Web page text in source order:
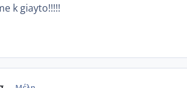
k giayto!!!!!